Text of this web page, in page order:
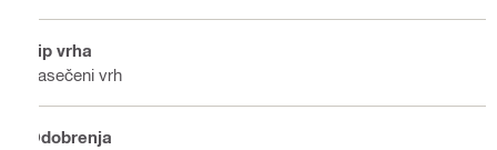
Tip vrha
Zasečeni vrh
Odobrenja